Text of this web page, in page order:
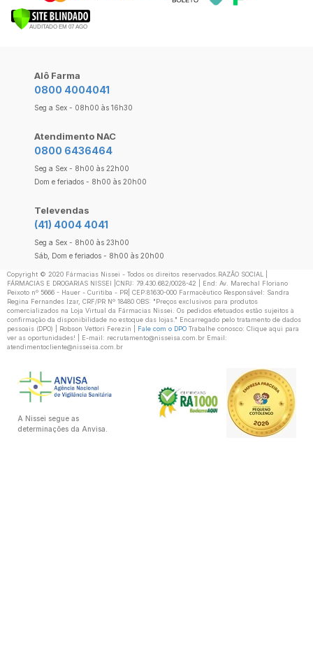
Alô Farma
0800 4004041
Seg a Sex - 08h00 às 16h30
Atendimento NAC
0800 6436464
Seg a Sex - 8h00 às 22h00
Dom e feriados - 8h00 às 20h00
Televendas
(41) 4004 4041
Seg a Sex - 8h00 às 23h00
Sáb, Dom e feriados - 8h00 às 20h00
Copyright ©️ 2020 Fármacias Nissei - Todos os direitos reservados.RAZÃO SOCIAL |
FÁRMACIAS E DROGARIAS NISSEI |CNPJ: 79.430.682/0028-42 | End: Av. Marechal Floriano
Peixoto nº 5666 - Hauer - Curitiba - PR| CEP:81630-000 Farmacêutico Responsável: Sandra
Regina Fernandes Izar, CRF/PR Nº 18480 OBS: "Preços exclusivos para produtos
comercializados na Loja Virtual da Fármacias Nissei. Os pedidos efetuados estão sujeitos à
confirmação da disponibilidade no estoque das lojas." Encarregado pelo tratamento de dados
pessoais (DPO) | Robson Vettori Ferezin | Fale com o DPO Trabalhe conosco: Clique aqui para
ver as oportunidades! | E-mail: recrutamento@nisseisa.com.br Email:
atendimentocliente@nisseisa.com.br
A Nissei segue as
determinações da Anvisa.